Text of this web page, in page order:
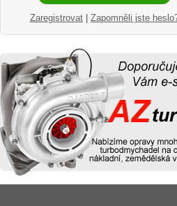
Zaregistrovat Zapomněli jste